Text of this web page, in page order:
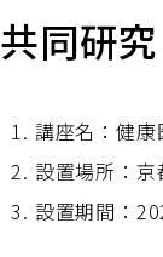
共同研
講座名：健康
設置場所：
設置期間：